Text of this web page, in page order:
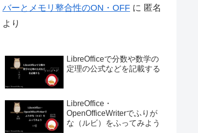
バーとメモリ整合性のON・OFF に 匿名
より
LibreOfficeで分数や数学の
定理の公式などを記載する
LibreOffice・
OpenOfficeWriterでふりが
な（ルビ）をふってみよう